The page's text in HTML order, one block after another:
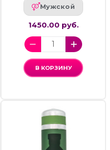
Мужской
1450.00 руб.
В КОРЗИНУ